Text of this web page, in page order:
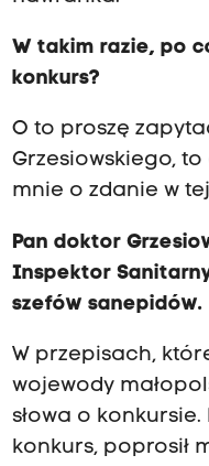
W takim razie, po
konkurs?
O to proszę
Grzesiowskiego,
mnie o zdanie w
Pan doktor
Inspektor
szefów sanepidów.
W przepisach,
wojewody
słowa o
konkurs, poprosił